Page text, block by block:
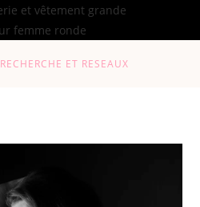
RECHERCHE ET RESEAUX